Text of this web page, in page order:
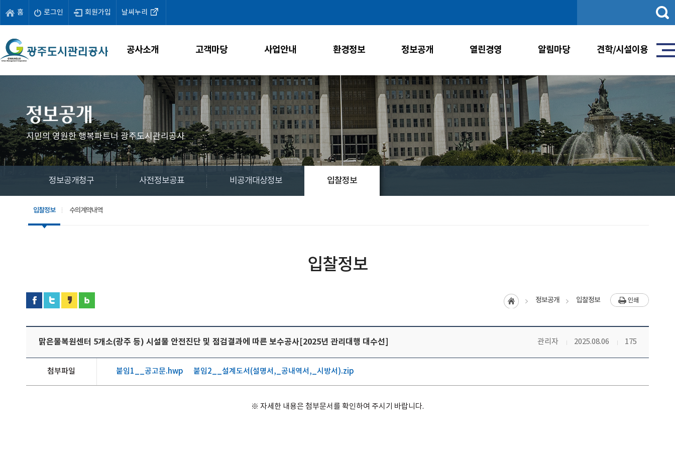
홈 로그인 회원가입 날씨누리
검
공사소개 고객마당 사업안내 환경정보 정보공개 열린경영 알림마당 견학/시설이용
시민의 영원한 행복파트너 광주도시관리공사
정보공개청구 사전정보공표 비공개대상정보 입찰정보
입찰정보 수의계약내역
입찰정보
홈 정보공개 입찰정보
인쇄
맑은물복원센터 5개소(광주 등) 시설물 안전진단 및 점검결과에 따른 보수공사[2025년 관리대행 대수선] 관리자 2025.08.06 175
첨부파일 붙임1__공고문.hwp 붙임2__설계도서(설명서,_공내역서,_시방서).zip
※ 자세한 내용은 첨부문서를 확인하여 주시기 바랍니다.